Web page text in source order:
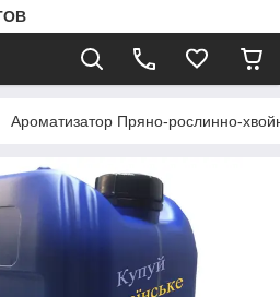
Ароматизатор Пряно-рослинно-